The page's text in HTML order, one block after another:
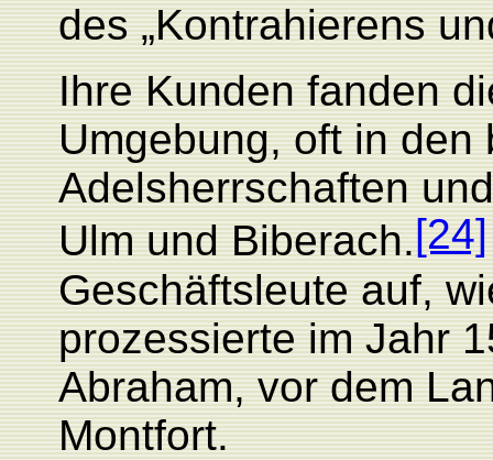
des „Kontrahierens
Ihre Kunden fanden
Umgebung, oft in den
Adelsherrschaften
Ulm und Biberach.[24]
Geschäftsleute auf,
prozessierte im Jahr
Abraham, vor dem
Montfort.